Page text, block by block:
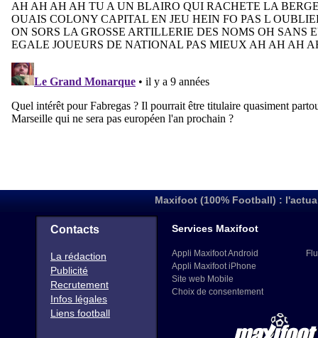
Maxifoot (100% Football) :
Contacts
La rédaction
Publicité
Recrutement
Infos légales
Liens football
Services Maxifoot
Appli Maxifoot Android
Appli Maxifoot iPhone
Site web Mobile
Choix de consentement